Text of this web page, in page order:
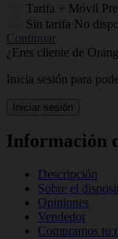
Tarifa + Móvil
Sin tarifa No
Continuar
¿Eres cliente de
Inicia sesión para
Iniciar sesión
Información
Descripción
Sobre el
Opiniones
Vendedor
Compramos tu